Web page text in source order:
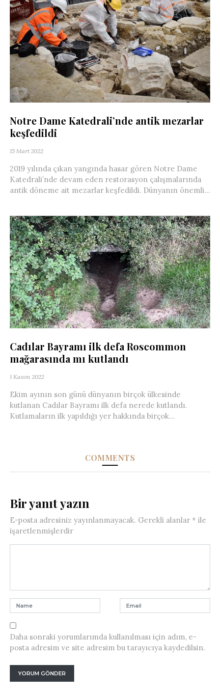
Notre Dame Katedrali’nde antik mezarlar
keşfedildi
15 Mart 2022
2019 yılında çıkan yangında hasar gören Notre Dame
Katedrali’nde devam eden restorasyon çalışmalarında
antik döneme ait mezarlar keşfedildi. Dünyanın önemli...
Cadılar Bayramı ilk defa Roscommon
mağarasında mı kutlandı
1 Kasım 2022
Ekim ayının son günü dünyanın birçok ülkesinde
kutlanan Cadılar Bayramı ilk defa nerede kutlandı.
Kutlamaların ilk yapıldığı yer hakkında birçok...
COMMENTS
Bir yanıt yazın
E-posta adresiniz yayınlanmayacak. Gerekli alanlar * ile
işaretlenmişlerdir
Daha sonraki yorumlarımda kullanılması için adım, e-
posta adresim ve site adresim bu tarayıcıya kaydedilsin.